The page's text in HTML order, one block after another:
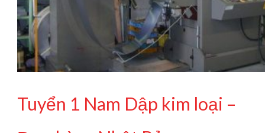
Tuyển 1 Nam Dập kim loại –